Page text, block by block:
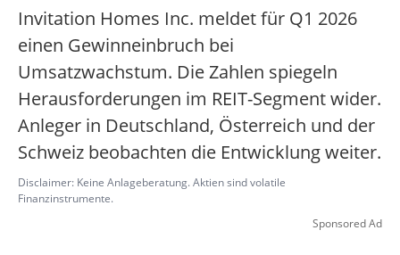
Invitation Homes Inc. meldet für Q1 2026
einen Gewinneinbruch bei
Umsatzwachstum. Die Zahlen spiegeln
Herausforderungen im REIT-Segment wider.
Anleger in Deutschland, Österreich und der
Schweiz beobachten die Entwicklung weiter.
Disclaimer: Keine Anlageberatung. Aktien sind volatile
Finanzinstrumente.
Sponsored Ad